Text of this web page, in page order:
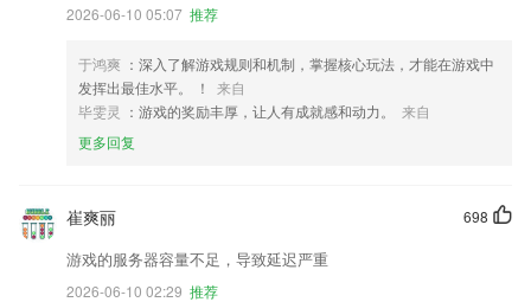
2026-06-10 05:07 推荐
于鸿爽 ：深入了解游戏规则和机制，掌握核心玩法，才能在游戏中
发挥出最佳水平。 ！
来自
毕雯灵 ：游戏的奖励丰厚，让人有成就感和动力。
来自
更多回复
698
崔爽丽
游戏的服务器容量不足，导致延迟严重
2026-06-10 02:29 推荐